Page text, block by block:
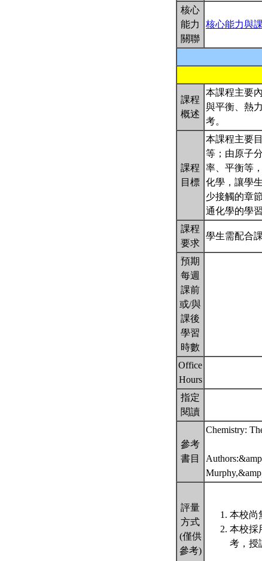
核心
能力
關聯
核心能力與
課程
概述
本課程主要
與平衡、熱
考。
課程
目標
本課程主要
等；由原子
率、平衡等
化學，讓學
少接觸的章
通化學的學
課程
要求
學生需配合
預期
每週
課前
或/與
課後
學習
時數
Office
Hours
指定
閱讀
參考
書目
Chemistry:
評量
方式
(僅供
參考)
本校尚
本校採
考，授